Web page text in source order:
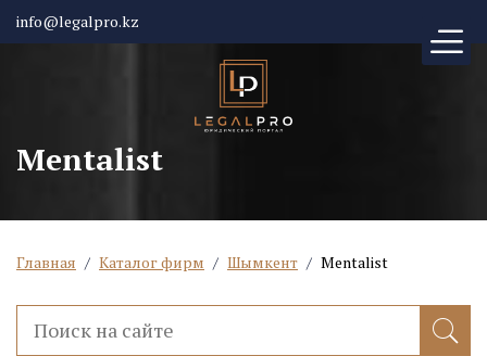
info@legalpro.kz
Mentalist
Главная / Каталог фирм / Шымкент / Mentalist